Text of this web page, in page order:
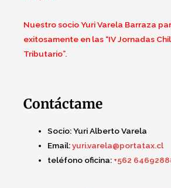
Nuestro socio Yuri Varela Barraza
exitosamente en las “IV Jornadas
Tributario”.
Contáctame
Socio:Yuri Alberto Varela
Email:yuri.varela@portatax.cl
teléfono oficina: +562